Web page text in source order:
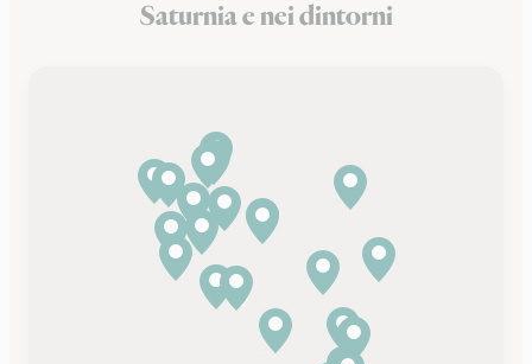
Saturnia e nei dintorni